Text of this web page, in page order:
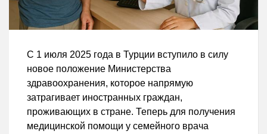
С 1 июля 2025 года в Турции вступило в силу
новое положение Министерства
здравоохранения, которое напрямую
затрагивает иностранных граждан,
проживающих в стране. Теперь для получения
медицинской помощи у семейного врача